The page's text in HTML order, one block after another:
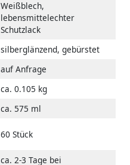
Weißblech,
lebensmittelechter
Schutzlack
silberglänzend, gebürstet
auf Anfrage
ca. 0.105 kg
ca. 575 ml
60 Stück
ca. 2-3 Tage bei